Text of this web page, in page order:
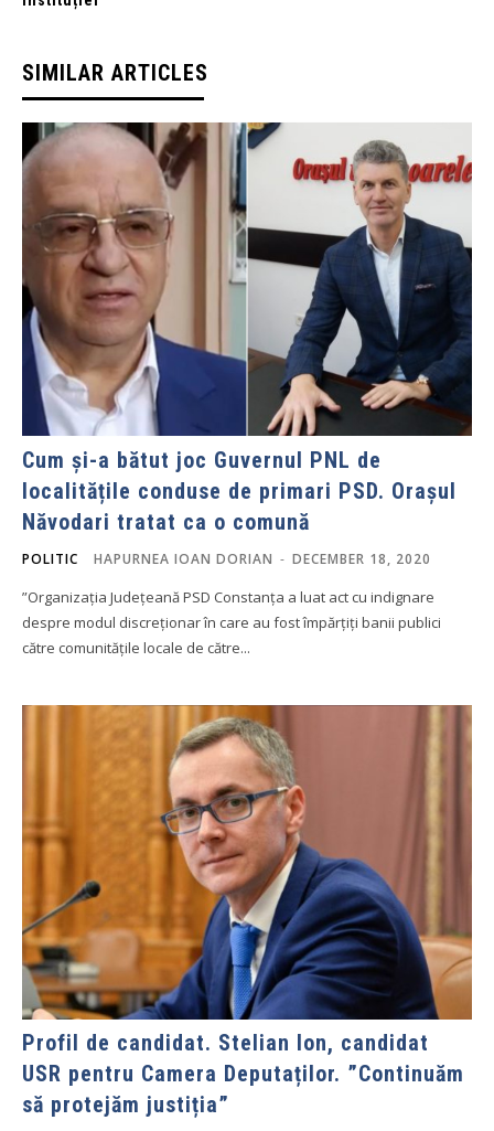
SIMILAR ARTICLES
Cum și-a bătut joc Guvernul PNL de
localitățile conduse de primari PSD. Orașul
Năvodari tratat ca o comună
POLITIC HAPURNEA IOAN DORIAN - DECEMBER 18, 2020
”Organizația Județeană PSD Constanța a luat act cu indignare
despre modul discreționar în care au fost împărțiți banii publici
către comunitățile locale de către...
Profil de candidat. Stelian Ion, candidat
USR pentru Camera Deputaților. ”Continuăm
să protejăm justiția”